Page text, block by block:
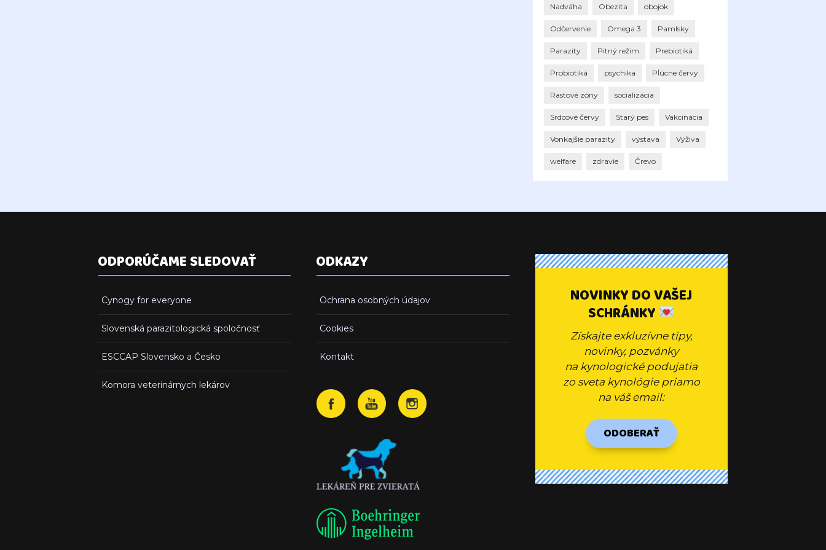
Nadváha Obezita obojok
Odčervenie Omega 3 Pamlsky
Parazity Pitný režim Prebiotiká
Probiotiká psychika Pĺúcne červy
Rastové zóny socializácia
Srdcové červy Starý pes Vakcinácia
Vonkajšie parazity výstava Výživa
welfare zdravie Črevo
ODPORÚČAME SLEDOVAŤ
Cynogy for everyone
Slovenská parazitologická spoločnosť
ESCCAP Slovensko a Česko
Komora veterinárnych lekárov
ODKAZY
Ochrana osobných údajov
Cookies
Kontakt
NOVINKY DO VAŠEJ
SCHRÁNKY
Získajte exkluzívne tipy,
novinky, pozvánky
na kynologické podujatia
zo sveta kynológie priamo
na váš email:
ODOBERAŤ